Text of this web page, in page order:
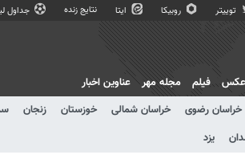
توییتر روبیکا ایتا نتایج زنده جداول
خراسان رضوی خراسان شمالی خوزستان زنجان
یزد
عکس فیلم مجله مهر عناوین اخبار